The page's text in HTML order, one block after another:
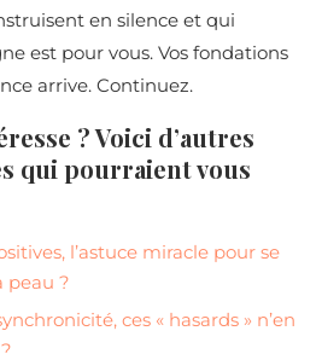
en silence et qui
est pour vous. Vos fondations
arrive. Continuez.
? Voici d’autres
qui pourraient vous
l’astuce miracle pour se
peau ?
ces « hasards » n’en